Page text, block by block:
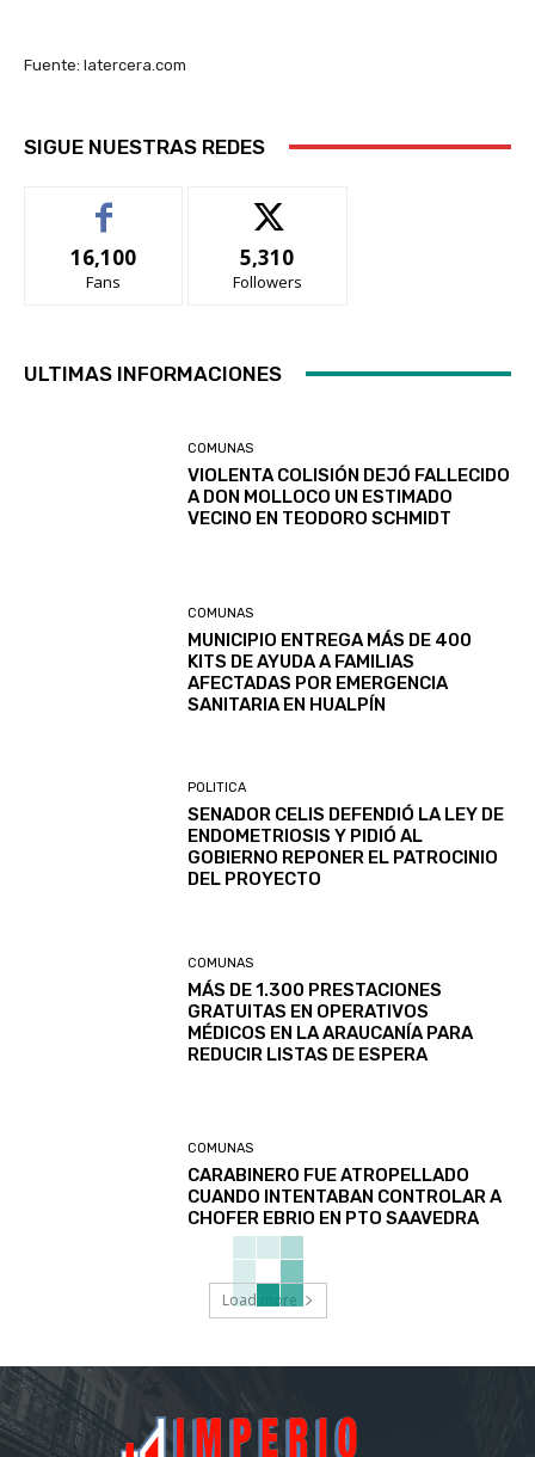
Fuente: latercera.com
SIGUE NUESTRAS REDES
16,100
Fans
5,310
Followers
ULTIMAS INFORMACIONES
COMUNAS
VIOLENTA COLISIÓN DEJÓ FALLECIDO
A DON MOLLOCO UN ESTIMADO
VECINO EN TEODORO SCHMIDT
COMUNAS
MUNICIPIO ENTREGA MÁS DE 400
KITS DE AYUDA A FAMILIAS
AFECTADAS POR EMERGENCIA
SANITARIA EN HUALPÍN
POLITICA
SENADOR CELIS DEFENDIÓ LA LEY DE
ENDOMETRIOSIS Y PIDIÓ AL
GOBIERNO REPONER EL PATROCINIO
DEL PROYECTO
COMUNAS
MÁS DE 1.300 PRESTACIONES
GRATUITAS EN OPERATIVOS
MÉDICOS EN LA ARAUCANÍA PARA
REDUCIR LISTAS DE ESPERA
COMUNAS
CARABINERO FUE ATROPELLADO
CUANDO INTENTABAN CONTROLAR A
CHOFER EBRIO EN PTO SAAVEDRA
Load more